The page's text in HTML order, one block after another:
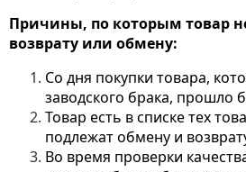
Причины, по которым товар
возврату или обмену:
Со дня покупки товара,
заводского брака, прошло
Товар есть в списке тех
подлежат обмену и
Во время проверки